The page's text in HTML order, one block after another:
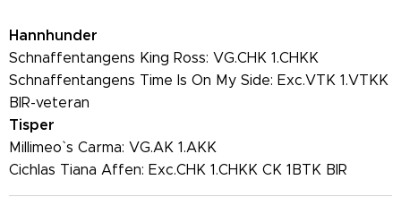
Hannhunder
Schnaffentangens King Ross: VG.CHK 1.CHKK
Schnaffentangens Time Is On My Side: Exc.VTK 1.VTKK
BIR-veteran
Tisper
Millimeo` s Carma: VG.AK 1.AKK
Cichlas Tiana Affen: Exc.CHK 1.CHKK CK 1BTK BIR